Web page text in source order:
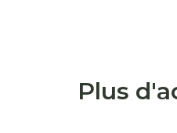
Plus